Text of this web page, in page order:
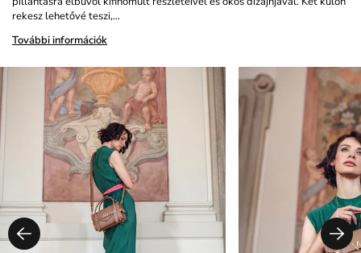
rekesz lehetővé teszi,…
További információk